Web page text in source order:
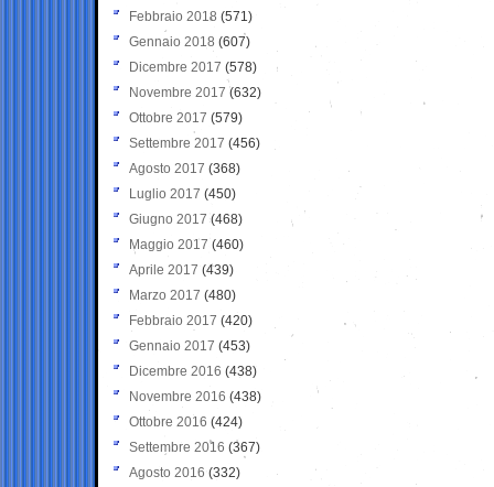
Febbraio 2018 (571)
Gennaio 2018 (607)
Dicembre 2017 (578)
Novembre 2017 (632)
Ottobre 2017 (579)
Settembre 2017 (456)
Agosto 2017 (368)
Luglio 2017 (450)
Giugno 2017 (468)
Maggio 2017 (460)
Aprile 2017 (439)
Marzo 2017 (480)
Febbraio 2017 (420)
Gennaio 2017 (453)
Dicembre 2016 (438)
Novembre 2016 (438)
Ottobre 2016 (424)
Settembre 2016 (367)
Agosto 2016 (332)